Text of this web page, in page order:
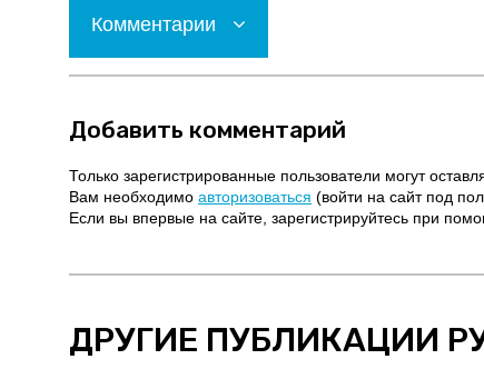
Комментарии
Добавить комментарий
Только зарегистрированные пользователи могут
Вам необходимо авторизоваться (войти на сайт под
Если вы впервые на сайте, зарегистрируйтесь при
ДРУГИЕ ПУБЛИКАЦИИ